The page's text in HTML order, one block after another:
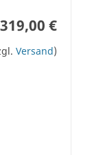
€
Versand)